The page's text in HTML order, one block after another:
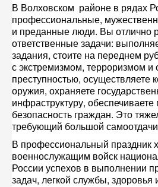
В Волховском районе в рядах
профессиональные,
и преданные люди. Вы отлично
ответственные задачи:
задания, стоите на переднем
с экстремизмом, терроризмом и
преступностью, осуществляете
оружия, охраняете
инфраструктуру,
безопасность граждан. Это
требующий большой
В профессиональный праздник
военнослужащим войск
России успехов в выполнении
задач, легкой службы, здоровья